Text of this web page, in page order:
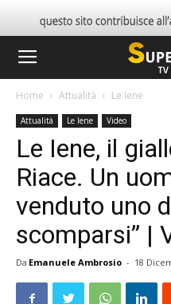
Home Attualità Le Iene
Attualità Le Iene Video
Le Iene, il
Riace. Un
venduto uno
scomparsi” |
Da Emanuele Ambrosio - 18